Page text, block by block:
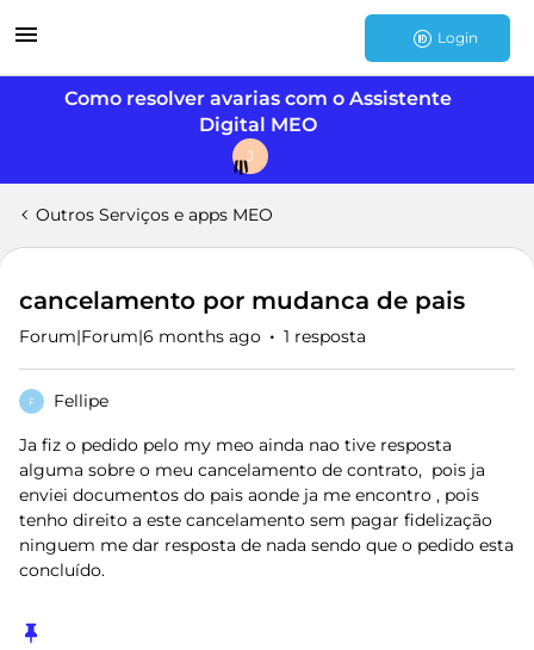
Login
Como resolver avarias com o Assistente
Digital MEO
J
Outros Serviços e apps MEO
cancelamento por mudanca de pais
Forum|Forum|6 months ago 1 resposta
F Fellipe
Ja fiz o pedido pelo my meo ainda nao tive resposta
alguma sobre o meu cancelamento de contrato, pois ja
enviei documentos do pais aonde ja me encontro , pois
tenho direito a este cancelamento sem pagar fidelização
ninguem me dar resposta de nada sendo que o pedido esta
concluído.